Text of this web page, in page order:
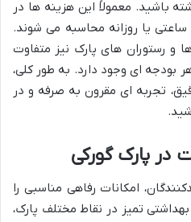
باشید. معمولاً این هزینه ها در
یا روزانه محاسبه می شوند.
و رستوران های پارک نیز متفاوت
بودجه ای وجود دارد. به طور کلی،
تجربه ای مقرون به صرفه و در
در پارک گورکی
امکانات رفاهی مناسبی را
تمیز در نقاط مختلف پارک،